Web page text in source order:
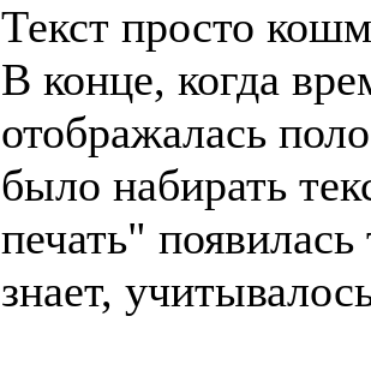
Текст просто
В конце, когда
отображалась
было набирать
печать"
знает,